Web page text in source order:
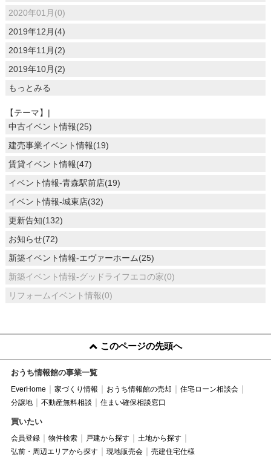
2020年01月(0)
2019年12月(4)
2019年11月(2)
2019年10月(2)
もっとみる
【テーマ】|
中古イベント情報(25)
建売事業イベント情報(19)
賃貸イベント情報(47)
イベント情報-青森駅前店(19)
イベント情報-城東店(32)
更新告知(132)
お知らせ(72)
新築イベント情報-エヴァーホーム(25)
新築イベント情報-グッドライフエコの家(0)
リフォームイベント情報(0)
このページの先頭へ
おうち情報館の事業一覧
EverHome 家づくり情報 おうち情報館の売却
住宅ローン相談会
分譲地
不動産無料相談 住まい確保相談窓口
買いたい
会員登録 物件検索 戸建から探す
土地から探す
弘前・周辺エリアから探す
現地販売会 売建住宅仕様